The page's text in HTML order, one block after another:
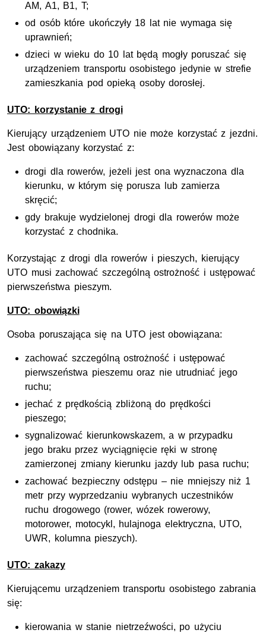
AM, A1, B1, T;
od osób które ukończyły 18 lat nie wymaga się
uprawnień;
dzieci w wieku do 10 lat będą mogły poruszać się
urządzeniem transportu osobistego jedynie w strefie
zamieszkania pod opieką osoby dorosłej.
UTO: korzystanie z drogi
Kierujący urządzeniem UTO nie może korzystać z jezdni.
Jest obowiązany korzystać z:
drogi dla rowerów, jeżeli jest ona wyznaczona dla
kierunku, w którym się porusza lub zamierza
skręcić;
gdy brakuje wydzielonej drogi dla rowerów może
korzystać z chodnika.
Korzystając z drogi dla rowerów i pieszych, kierujący
UTO musi zachować szczególną ostrożność i ustępować
pierwszeństwa pieszym.
UTO: obowiązki
Osoba poruszająca się na UTO jest obowiązana:
zachować szczególną ostrożność i ustępować
pierwszeństwa pieszemu oraz nie utrudniać jego
ruchu;
jechać z prędkością zbliżoną do prędkości
pieszego;
sygnalizować kierunkowskazem, a w przypadku
jego braku przez wyciągnięcie ręki w stronę
zamierzonej zmiany kierunku jazdy lub pasa ruchu;
zachować bezpieczny odstępu – nie mniejszy niż 1
metr przy wyprzedzaniu wybranych uczestników
ruchu drogowego (rower, wózek rowerowy,
motorower, motocykl, hulajnoga elektryczna, UTO,
UWR, kolumna pieszych).
UTO: zakazy
Kierującemu urządzeniem transportu osobistego zabrania
się:
kierowania w stanie nietrzeźwości, po użyciu